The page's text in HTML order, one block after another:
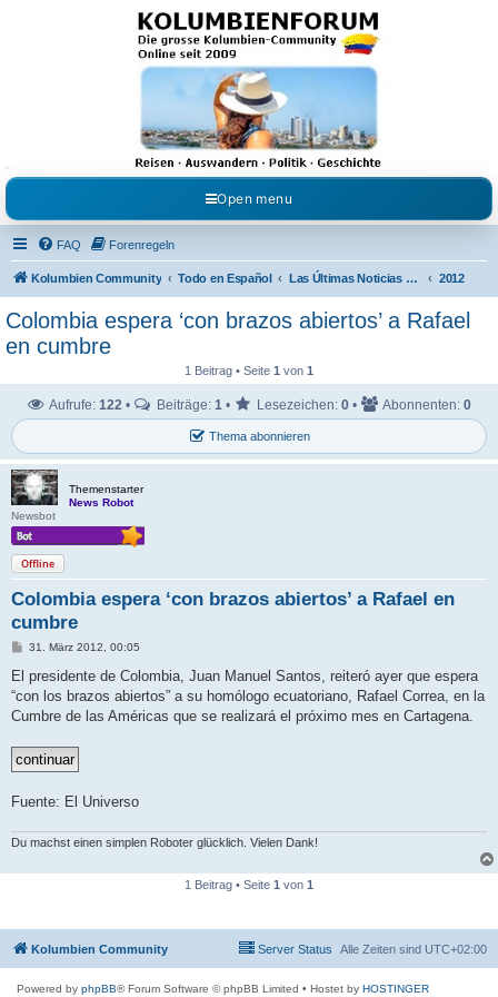
Kolumbienforum - Das
grosse Forum der
Freunde Kolumbiens
Reisen, Auswandern, Kultur, Politik, Geschichte und Visum in Kolumbien und Venezuela.
Austausch, Erfahrungen und Gemeinschaft im Kolumbienforum
Open menu
FAQ Forenregeln
Kolumbien Community Todo en Español Las Últimas Noticias en Español 2012
Colombia espera ‘con brazos abiertos’ a Rafael
en cumbre
1 Beitrag • Seite 1 von 1
Thema abonnieren
Aufrufe: 122 • Beiträge: 1 • Lesezeichen: 0 • Abonnenten: 0
Themenstarter
News Robot
Newsbot
Offline
Colombia espera ‘con brazos abiertos’ a Rafael en
cumbre
B
r
a
31. März 2012, 00:05
El presidente de Colombia, Juan Manuel Santos, reiteró ayer que espera
“con los brazos abiertos” a su homólogo ecuatoriano, Rafael Correa, en la
Cumbre de las Américas que se realizará el próximo mes en Cartagena.
Fuente: El Universo
Du machst einen simplen Roboter glücklich. Vielen Dank!
1 Beitrag • Seite 1 von 1
Kolumbien Community Alle Zeiten sind UTC+02:00
Server Status
Powered by phpBB® Forum Software © phpBB Limited • Hostet by HOSTINGER